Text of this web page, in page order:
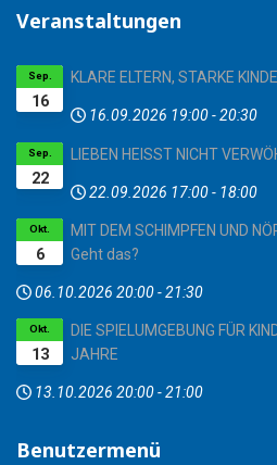
Veranstaltungen
16
Sep. KLARE ELTERN, STARKE
16.09.2026 19:00-20:30
22
Sep. LIEBEN HEISST NICHT
22.09.2026 17:00- 18:00
6
Okt.
MIT DEM SCHIMPFEN UND
Geht das?
06.10.2026 20:00-21:30
13
Okt.
DIE SPIELUMGEBUNG FÜR
JAHRE
13.10.2026 20:00-21:00
Benutzermenü